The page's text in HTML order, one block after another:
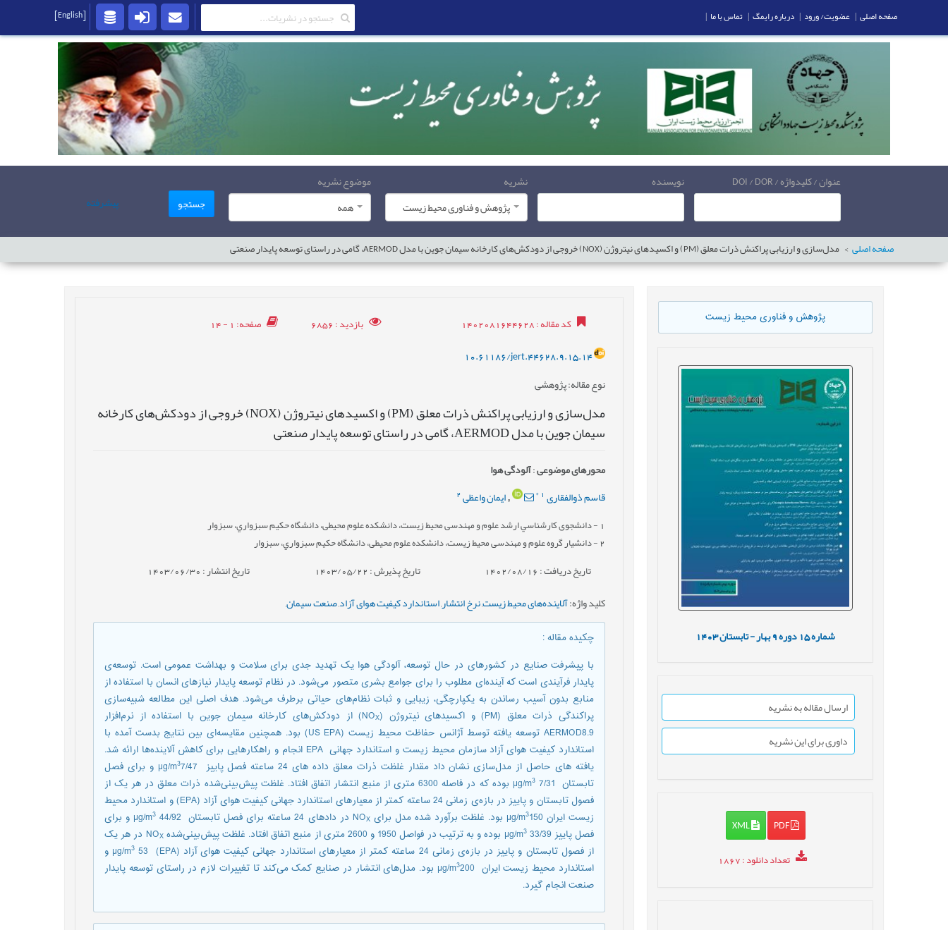
عنوان / کلیدواژه / DOI / DOR نویسنده
نشریه
پژوهش و فناوری محیط زیست
موضوع نشریه
همه
جستجو پیشرفته
صفحه اصلی مدل‌سازی و ارزیابی پراکنش ذرات معلق (PM) و اکسیدهای نیتروژن (NOX) خروجی از دودکش‌های کارخانه سیمان جوین با مدل AERMOD، گامی در راستای توسعه پایدار صنعتی
پژوهش و فناوری محیط زیست
شماره15 دوره بهار - تابستان1403
ارسال مقاله به نشریه
داوری برای این نشریه
PDF
XML
تعداد دانلود: 1867
کد مقاله: 1402081644628 بازدید: 6856 صفحه: 1 - 14
10.61186/jert.44628.9.15.14
نوع مقاله: پژوهشی
مدل‌سازی و ارزیابی پراکنش ذرات معلق (PM) و اکسیدهای نیتروژن (NOX) خروجی از دودکش‌های کارخانه
سیمان جوین با مدل AERMOD، گامی در راستای توسعه پایدار صنعتی
محورهای موضوعی:آلودگی هوا
قاسم ذوالفقاری 1
*
,ایمان واعظی2
1 - دانشجوی کارشناسي ارشد علوم و مهندسی محيط زيست، دانشکده علوم محیطی، دانشگاه حکيم سبزواري، سبزوار
2- دانشیار گروه علوم و مهندسی محيط زيست، دانشکده علوم محیطی، دانشگاه حکيم سبزواري، سبزوار
تاریخ دریافت : 1402/08/16 تاریخ پذیرش : 1403/05/22 تاریخ انتشار : 1403/06/30
کلید واژه:آلاینده‌های محیط زیست,نرخ انتشار,استاندارد کیفیت هوای آزاد,صنعت سیمان,
چکیده مقاله:
با پیشرفت صنایع در کشورهای در حال توسعه، آلودگی هوا یک تهدید جدی برای سلامت و بهداشت عمومی است. توسعه‌ی
پایدار فرآیندی است که آینده‌ای مطلوب را برای جوامع بشری متصور می‌شود. در نظام توسعه پایدار نیازهای انسان با استفاده از
منابع بدون آسیب رساندن به یکپارچگی، زیبایی و ثبات نظام‌های حیاتی برطرف می‌شود. هدف اصلی این مطالعه شبیه‌سازی
پراکندگی ذرات معلق (PM) و اکسیدهای نیتروژن (NO
X
) از دودکش‌های کارخانه سیمان جوین با استفاده از نرم‌افزار
AERMOD8.9 توسعه یافته توسط آژانس حفاظت محیط زیست (US EPA) بود. همچنین مقایسه‌ای بین نتایج بدست آمده با
استاندارد کیفیت هوای آزاد سازمان محیط زیست و استاندارد جهانی EPA انجام و راهکارهایی برای کاهش آلاینده‌ها ارائه شد.
یافته های حاصل از مدل‌سازی نشان داد مقدار غلظت ذرات معلق داده های 24 ساعته فصل پاییز µg/m
3
7/47 و برای فصل
تابستان µg/m
3
7/31 بوده که در فاصله 6300 متری از منبع انتشار اتفاق افتاد. غلظت پیش‌بینی‌شده ذرات معلق در هر یک از
فصول تابستان و پاییز در بازه‌ی زمانی 24 ساعته کمتر از معیارهای استاندارد جهانی کیفیت هوای آزاد (EPA) و استاندارد محیط
زیست ‌ایران µg/m
3150 بود. غلظت برآورد شده مدل برای NO X در دادهای 24 ساعته برای فصل تابستان µg/m 3
44/92 و برای
فصل پاییز µg/m
333/39 بوده و به ترتیب در فواصل 1950 و 2600 متری از منبع اتفاق افتاد. غلظت پیش‌بینی‌شده NO X
در هر یک
از فصول تابستان و پاییز در بازه‌ی زمانی 24 ساعته کمتر از معیارهای استاندارد جهانی کیفیت هوای آزاد (EPA) µg/m
3
53 و
استاندارد محیط زیست ‌ایران µg/m
3
200 بود. مدل‌های انتشار در صنایع کمک می‌کند تا تغییرات لازم در راستای توسعه پایدار
صنعت انجام گیرد.
صفحه اصلی | عضویت/ ورود | درباره رایمگ | تماس با ما |
[English]